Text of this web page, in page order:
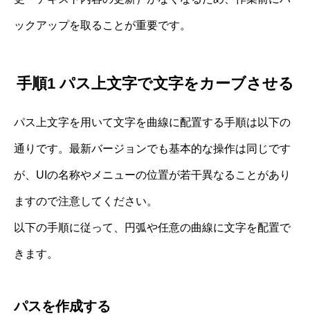
ックアップを取ることが重要です。
手順1 パス上文字で文字をカーブさせる
パス上文字を用いて文字を曲線に配置する手順は以下の
通りです。最新バージョンでも基本的な操作は同じです
が、UIの名称やメニューの位置が若干異なることがあり
ますので注意してください。
以下の手順に従って、円弧や任意の曲線に文字を配置で
きます。
パスを作成する